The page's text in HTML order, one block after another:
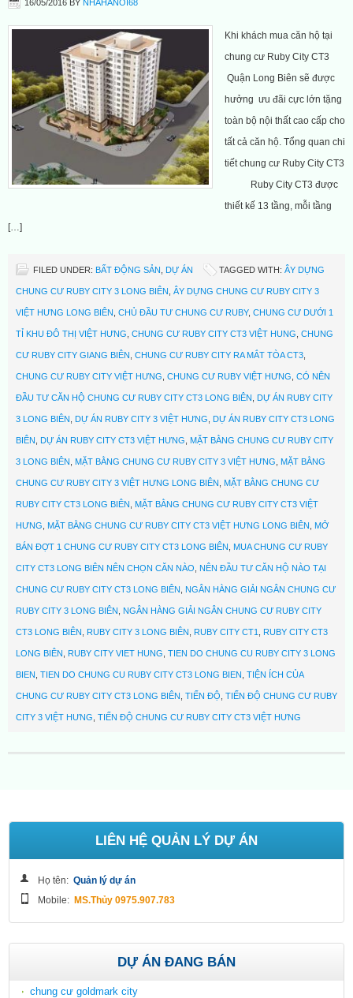
16/05/2016 BY NHAHANOI68
Khi khách mua căn hộ tại
chung cư Ruby City CT3
Quận Long Biên sẽ được
hưởng ưu đãi cực lớn tặng
toàn bộ nội thất cao cấp cho
tất cả căn hộ. Tổng quan chi
tiết chung cư Ruby City CT3
Ruby City CT3 được
thiết kế 13 tầng, mỗi tầng
[…]
FILED UNDER: BẤT ĐỘNG SẢN DỰ ÁN TAGGED WITH: ÂY DỰNG
CHUNG CƯ RUBY CITY 3 LONG BIÊN ÂY DỰNG CHUNG CƯ RUBY CITY 3
VIỆT HƯNG LONG BIÊN CHỦ ĐẦU TƯ CHUNG CƯ RUBY, CHUNG CƯ DƯỚI 1
TỈ KHU ĐÔ THỊ VIỆT HƯNG CHUNG CƯ RUBY CITY CT3 VIỆT HUNG CHUNG
CƯ RUBY CITY GIANG BIÊN CHUNG CƯ RUBY CITY RA MẮT TÒA CT3
CHUNG CƯ RUBY CITY VIỆT HƯNG CHUNG CƯ RUBY VIỆT HƯNG CÓ NÊN
ĐẦU TƯ CĂN HỘ CHUNG CƯ RUBY CITY CT3 LONG BIÊN DỰ ÁN RUBY CITY
3 LONG BIÊN DỰ ÁN RUBY CITY 3 VIỆT HƯNG DỰ ÁN RUBY CITY CT3 LONG
BIÊN DỰ ÁN RUBY CITY CT3 VIỆT HƯNG MẶT BẰNG CHUNG CƯ RUBY CITY
3 LONG BIÊN MẶT BẰNG CHUNG CƯ RUBY CITY 3 VIỆT HƯNG MẶT BẰNG
CHUNG CƯ RUBY CITY 3 VIỆT HƯNG LONG BIÊN MẶT BẰNG CHUNG CƯ
RUBY CITY CT3 LONG BIÊN MẶT BẰNG CHUNG CƯ RUBY CITY CT3 VIỆT
HƯNG MẶT BẰNG CHUNG CƯ RUBY CITY CT3 VIỆT HƯNG LONG BIÊN MỞ
BÁN ĐỢT 1 CHUNG CƯ RUBY CITY CT3 LONG BIÊN MUA CHUNG CƯ RUBY
CITY CT3 LONG BIÊN NÊN CHỌN CĂN NÀO NÊN ĐẦU TƯ CĂN HỘ NÀO TẠI
CHUNG CƯ RUBY CITY CT3 LONG BIÊN NGÂN HÀNG GIẢI NGÂN CHUNG CƯ
RUBY CITY 3 LONG BIÊN NGÂN HÀNG GIẢI NGÂN CHUNG CƯ RUBY CITY
CT3 LONG BIÊN RUBY CITY 3 LONG BIÊN RUBY CITY CT1 RUBY CITY CT3
LONG BIÊN RUBY CITY VIET HUNG TIEN DO CHUNG CU RUBY CITY 3 LONG
BIEN TIEN DO CHUNG CU RUBY CITY CT3 LONG BIEN TIỆN ÍCH CỦA
CHUNG CƯ RUBY CITY CT3 LONG BIÊN TIẾN ĐỘ TIẾN ĐỘ CHUNG CƯ RUBY
CITY 3 VIỆT HƯNG TIẾN ĐỘ CHUNG CƯ RUBY CITY CT3 VIỆT HƯNG
LIÊN HỆ QUẢN LÝ DỰ ÁN
Họ tên: Quản lý dự án
Mobile: MS.Thủy 0975.907.783
DỰ ÁN ĐANG BÁN
chung cư goldmark city